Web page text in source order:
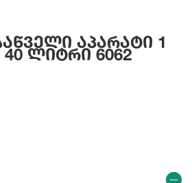
Აპარატი 1
Ლიტრი 6062